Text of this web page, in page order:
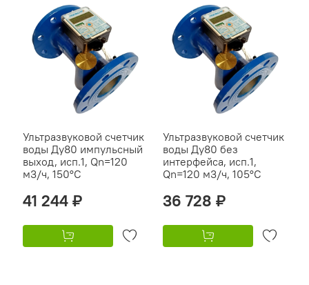
Ультразвуковой счетчик
воды Ду80 импульсный
выход, исп.1, Qn=120
м3/ч, 150°C
41 244 ₽
Ультразвуковой счетчик
воды Ду80 без
интерфейса, исп.1,
Qn=120 м3/ч, 105°C
36 728 ₽